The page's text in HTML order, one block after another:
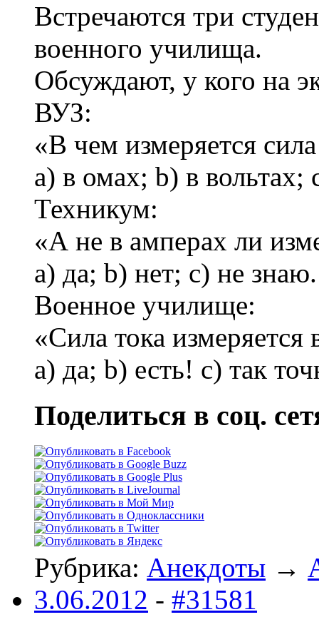
Встречаются три
военного училища.
Обсуждают, у кого на
ВУЗ:
«В чем измеряется
a) в омах; b) в вольтах;
Техникум:
«А не в амперах ли
a) да; b) нет; c) не знаю.
Военное училище:
«Сила тока измеряется
a) да; b) есть! c) так
Поделиться в соц.
Рубрика: Анекдоты →
3.06.2012 - #31581